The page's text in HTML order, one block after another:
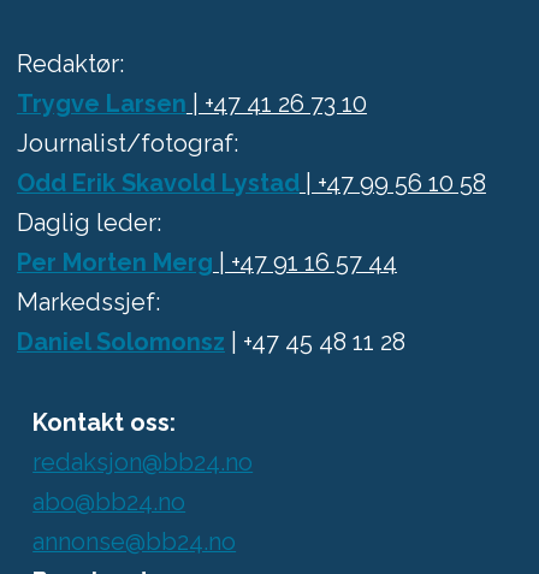
Redaktør:
Trygve Larsen | +47 41 26 73 10
Journalist/fotograf:
Odd Erik Skavold Lystad| +47 99 56 10 58
Daglig leder:
Per Morten Merg | +47 91 16 57 44
Markedssjef:
Daniel Solomonsz | +47 45 48 11 28
Kontakt oss:
redaksjon@bb24.no
abo@bb24.no
annonse@bb24.no